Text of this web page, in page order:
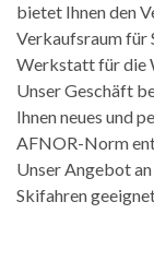
bietet Ihnen den
Verkaufsraum für
Werkstatt für die
Unser Geschäft
Ihnen neues und
AFNOR-Norm
Unser Angebot
Skifahren